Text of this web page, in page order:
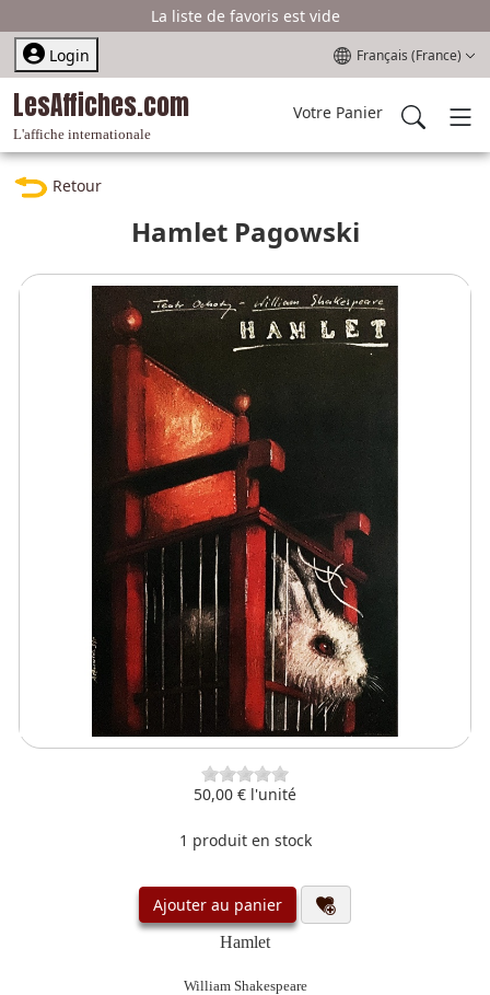
La liste de favoris est vide
Login
Sélectionnez votre
Français (France)
LesAffiches.com
L'affiche internationale
Votre Panier
Retour
Hamlet Pagowski
50,00 € l'unité
1 produit en stock
Ajouter au panier
Hamlet
William Shakespeare